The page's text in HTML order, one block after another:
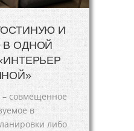
И
ОДНОЙ
– совмещенное
в
либо